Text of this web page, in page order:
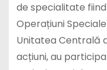
de specialitate
Operațiuni
Unitatea Centrală
acțiuni, au